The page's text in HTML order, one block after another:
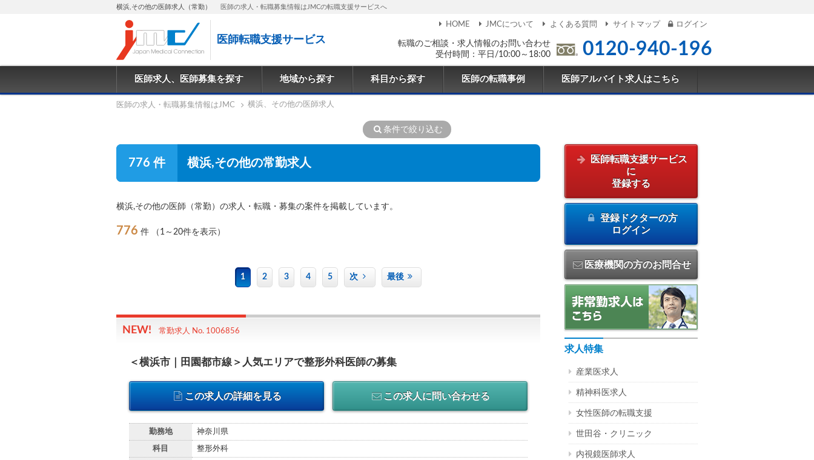
横浜,その他の医師求人（常勤） 医師の求人・転職募集情報はJMCの転職支援サービスへ
医師転職支援サービス
転職のご相談・求人情報のお問い合わせ
受付時間：平日/10:00～18:00
0120-940-196
HOME JMCについて よくある質問 サイトマップ ログイン
医師求人、医師募集を探す 地域から探す 科目から探す 医師の転職事例 医師アルバイト求人はこちら
医師の求人・転職募集情報はJMC 横浜、その他の医師求人
条件で絞り込む
776 件 横浜,その他の常勤求人
横浜,その他の医師（常勤）の求人・転職・募集の案件を掲載しています。
776 件 （1～20件を表示）
1 2 3 4 5 次 最後
常勤求人 No. 1006856
＜横浜市｜田園都市線＞人気エリアで整形外科医師の募集
この求人の詳細を見る この求人に問い合わせる
勤務地 神奈川県
科目 整形外科
医師転職支援サービス
に
登録する
登録ドクターの方
ログイン
医療機関の方のお問合せ
求人特集
産業医求人
精神科医求人
女性医師の転職支援
世田谷・クリニック
内視鏡医師求人